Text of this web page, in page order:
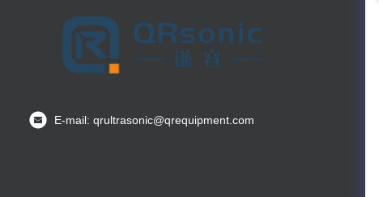
E-mail: qrultrasonic@qrequipment.com